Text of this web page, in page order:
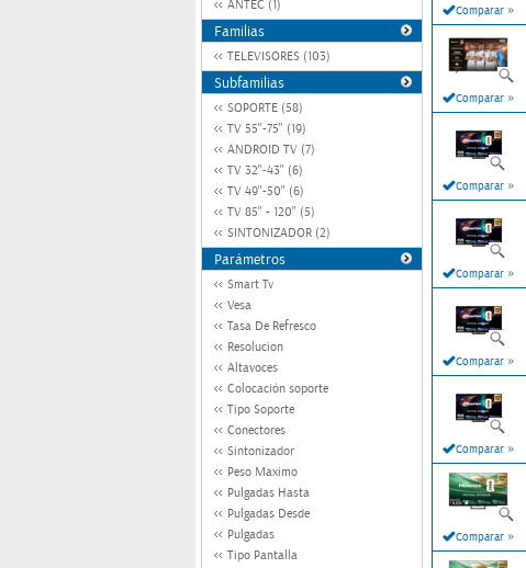
ANTEC (1)
Familias
TELEVISORES (103)
Subfamilias
SOPORTE (58)
TV 55"-75" (19)
ANDROID TV (7)
TV 32"-43" (6)
TV 49"-50" (6)
TV 85" - 120" (5)
SINTONIZADOR (2)
Parámetros
Smart Tv
Vesa
Tasa De Refresco
Resolucion
Altavoces
Colocación soporte
Tipo Soporte
Conectores
Sintonizador
Peso Maximo
Pulgadas Hasta
Pulgadas Desde
Pulgadas
Tipo Pantalla
Comparar »
Comparar »
Comparar »
Comparar »
Comparar »
Comparar »
Comparar »